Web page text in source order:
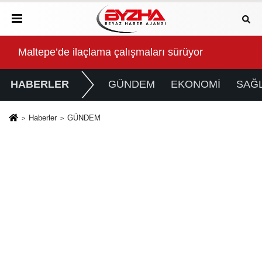
Bayraklı'da İnşaatlara Sıkı Denetim
HABERLER GÜNDEM EKONOMİ
Haberler GÜNDEM